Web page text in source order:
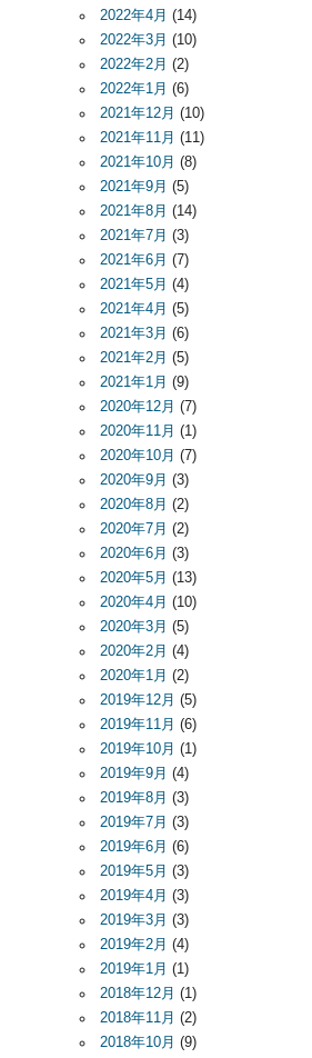
2022年4月 (14)
2022年3月 (10)
2022年2月 (2)
2022年1月 (6)
2021年12月 (10)
2021年11月 (11)
2021年10月 (8)
2021年9月 (5)
2021年8月 (14)
2021年7月 (3)
2021年6月 (7)
2021年5月 (4)
2021年4月 (5)
2021年3月 (6)
2021年2月 (5)
2021年1月 (9)
2020年12月 (7)
2020年11月 (1)
2020年10月 (7)
2020年9月 (3)
2020年8月 (2)
2020年7月 (2)
2020年6月 (3)
2020年5月 (13)
2020年4月 (10)
2020年3月 (5)
2020年2月 (4)
2020年1月 (2)
2019年12月 (5)
2019年11月 (6)
2019年10月 (1)
2019年9月 (4)
2019年8月 (3)
2019年7月 (3)
2019年6月 (6)
2019年5月 (3)
2019年4月 (3)
2019年3月 (3)
2019年2月 (4)
2019年1月 (1)
2018年12月 (1)
2018年11月 (2)
2018年10月 (9)